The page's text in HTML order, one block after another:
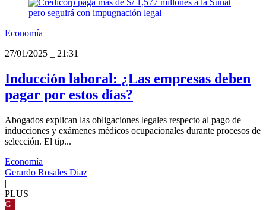
Economía
27/01/2025
21:31
Inducción laboral: ¿Las empresas deben
pagar por estos días?
Abogados explican las obligaciones legales respecto al pago de
inducciones y exámenes médicos ocupacionales durante procesos de
selección. El tip...
Economía
Gerardo Rosales Diaz
|
PLUS
G